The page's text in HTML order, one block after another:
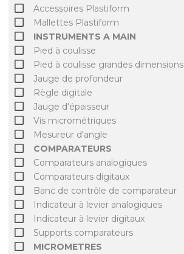
Accessoires Plastiform
Mallettes Plastiform
INSTRUMENTS A MAIN
Pied à coulisse
Pied à coulisse grandes dimensions
Jauge de profondeur
Règle digitale
Jauge d'épaisseur
Vis micrométriques
Mesureur d'angle
COMPARATEURS
Comparateurs analogiques
Comparateurs digitaux
Banc de contrôle de comparateur
Indicateur à levier analogiques
Indicateur à levier digitaux
Supports comparateurs
MICROMETRES